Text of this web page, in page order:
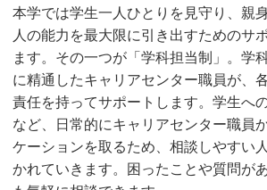
本学では学生一人ひとりを見守り、親
人の能力を最大限に引き出すためのサ
ます。その一つが「学科担当制」。学
に精通したキャリアセンター職員が、
責任を持ってサポートします。学生へ
など、日常的にキャリアセンター職員
ケーションを取るため、相談しやすい
かれていきます。困ったことや質問が